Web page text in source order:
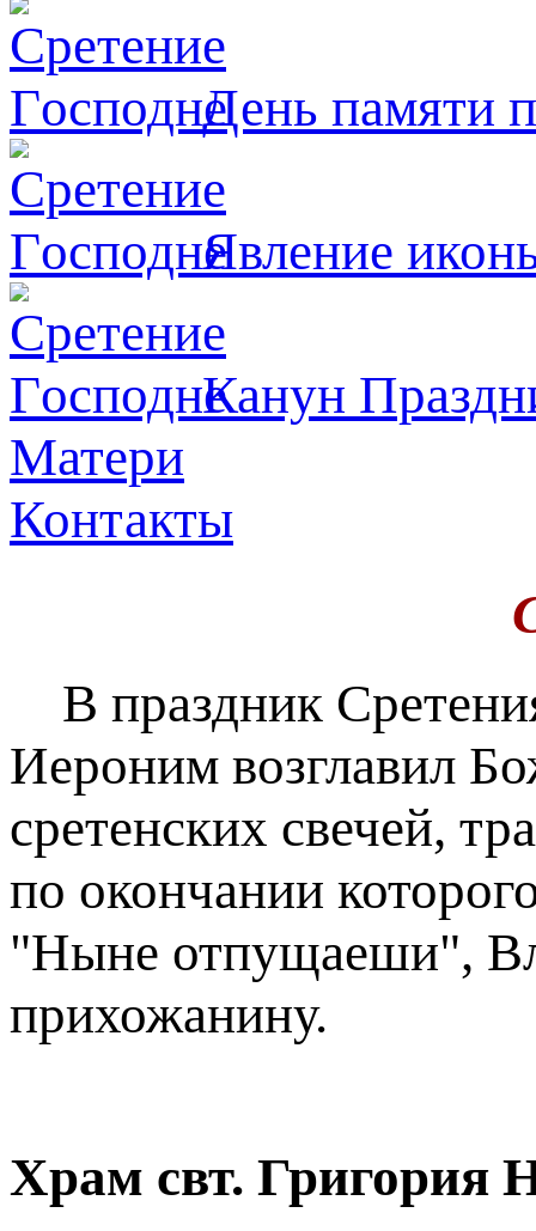
День памяти
Явлeние
Канун
Матери
Контакты
В праздник
Иероним возглавил
сретенских свечей,
по окончании
"Ныне отпущаеши",
прихожанину.
Храм свт. Григория